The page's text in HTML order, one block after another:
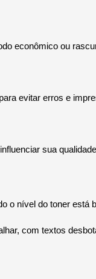
econômico ou
evitar erros e
sua
o nível do toner
com textos